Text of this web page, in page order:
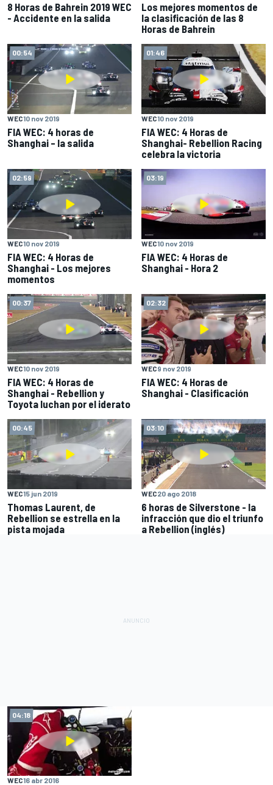
8 Horas de Bahrein 2019 WEC
- Accidente en la salida
Los mejores momentos de
la clasificación de las 8
Horas de Bahrein
00:54
WEC10 nov 2019
FIA WEC: 4 horas de
Shanghai – la salida
01:46
WEC10 nov 2019
FIA WEC: 4 Horas de
Shanghai- Rebellion Racing
celebra la victoria
02:59
WEC10 nov 2019
FIA WEC: 4 Horas de
Shanghai - Los mejores
momentos
03:19
WEC10 nov 2019
FIA WEC: 4 Horas de
Shanghai - Hora 2
00:37
WEC10 nov 2019
FIA WEC: 4 Horas de
Shanghai - Rebellion y
Toyota luchan por el iderato
02:32
WEC9 nov 2019
FIA WEC: 4 Horas de
Shanghai - Clasificación
00:45
WEC15 jun 2019
Thomas Laurent, de
Rebellion se estrella en la
pista mojada
03:10
WEC20 ago 2018
6 horas de Silverstone - la
infracción que dio el triunfo
a Rebellion (inglés)
04:18
WEC16 abr 2016